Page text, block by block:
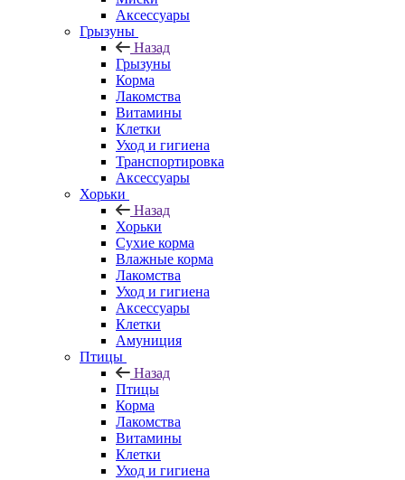
Аксессуары
Грызуны
Назад
Грызуны
Корма
Лакомства
Витамины
Клетки
Уход и гигиена
Транспортировка
Аксессуары
Хорьки
Назад
Хорьки
Сухие корма
Влажные корма
Лакомства
Уход и гигиена
Аксессуары
Клетки
Амуниция
Птицы
Назад
Птицы
Корма
Лакомства
Витамины
Клетки
Уход и гигиена